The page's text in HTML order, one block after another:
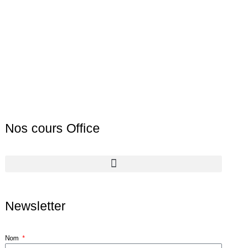
Nos cours Office
Newsletter
Nom